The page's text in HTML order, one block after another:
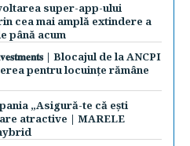
super-app-ului
cea mai amplă extindere a
până acum
| Blocajul de la ANCPI
pentru locuințe rămâne
„Asigură-te că ești
atractive | MARELE